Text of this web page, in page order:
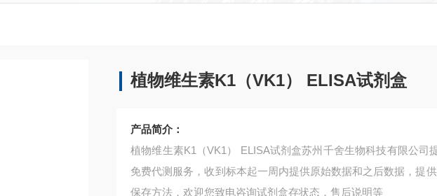
植物维生素K1（VK1） ELISA试剂盒
产品简介：
植物维生素K1（VK1） ELISA试剂盒苏州千舍生物科技有限公司
免费代测服务，收到标本起一周内提供原始数据和之后数据，提
保存方法，欢迎您致电咨询试剂盒存状态，售后说明等